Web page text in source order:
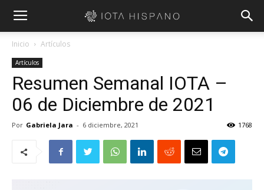
Inicio Artículos
Artículos
Resumen Semanal IOTA –
06 de Diciembre de 2021
Por Gabriela Jara - 6 diciembre, 2021 1768